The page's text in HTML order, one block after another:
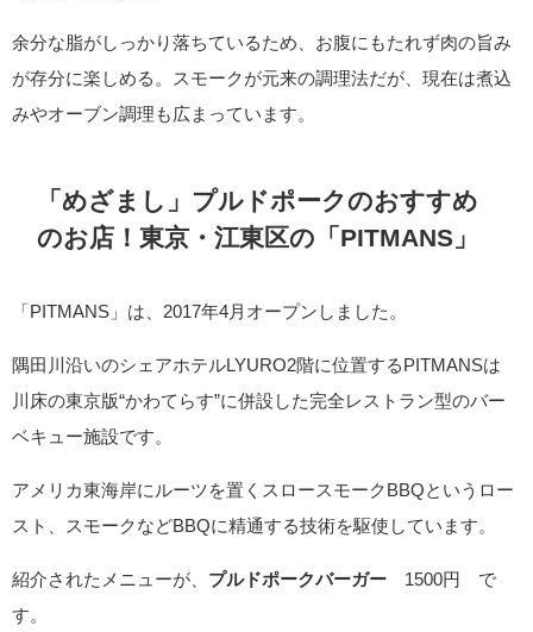
余分な脂がしっかり落ちているため、お腹にもたれず肉の旨み
が存分に楽しめる。スモークが元来の調理法だが、現在は煮込
みやオーブン調理も広まっています。
「めざまし」プルドポークのおすすめ
のお店！東京・江東区の「PITMANS」
「PITMANS」は、2017年4月オープンしました。
隅田川沿いのシェアホテルLYURO2階に位置するPITMANSは
川床の東京版“かわてらす”に併設した完全レストラン型のバー
ベキュー施設です。
アメリカ東海岸にルーツを置くスロースモークBBQというロー
スト、スモークなどBBQに精通する技術を駆使しています。
紹介されたメニューが、 プルドポークバーガー 1500円 で
す。